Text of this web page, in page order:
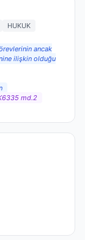
HUKUK
ancak
ilişkin olduğu
md.2